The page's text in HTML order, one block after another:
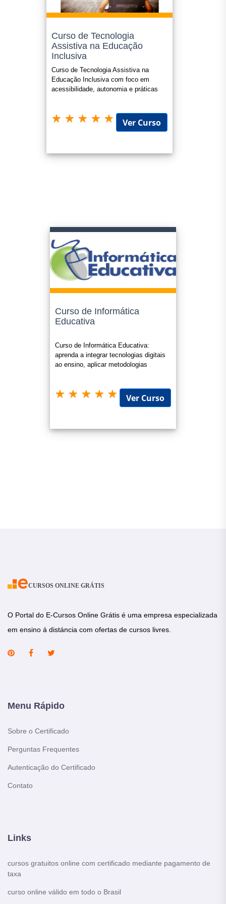
Curso de Tecnologia
Assistiva na Educação
Inclusiva
Curso de Tecnologia Assistiva na
Educação Inclusiva com foco em
acessibilidade, autonomia e práticas
Ver Curso
Curso de Informática
Educativa
Curso de Informática Educativa:
aprenda a integrar tecnologias digitais
ao ensino, aplicar metodologias
Ver Curso
CURSOS ONLINE GRÁTIS
O Portal do E-Cursos Online Grátis é uma empresa especializada
em ensino á distáncia com ofertas de cursos livres.
Menu Rápido
Sobre o Certificado
Perguntas Frequentes
Autenticação do Certificado
Contato
Links
cursos gratuitos online com certificado mediante pagamento de
taxa
curso online válido em todo o Brasil